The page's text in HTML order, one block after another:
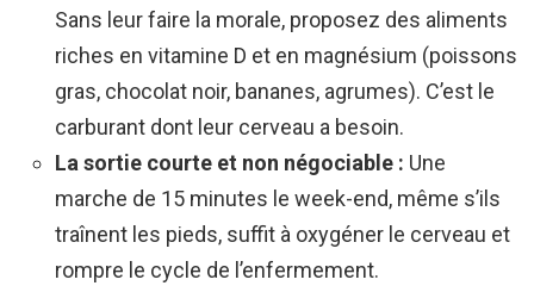
Sans leur faire la morale, proposez des aliments
riches en vitamine D et en magnésium (poissons
gras, chocolat noir, bananes, agrumes). C’est le
carburant dont leur cerveau a besoin.
La sortie courte et non négociable : Une
marche de 15 minutes le week-end, même s’ils
traînent les pieds, suffit à oxygéner le cerveau et
rompre le cycle de l’enfermement.